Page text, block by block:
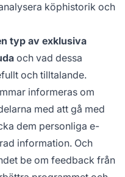
köphistorik och
typ av exklusiva
och vad dessa
och tilltalande.
informeras om
med att gå med
dem personliga e-
information. Och
be om feedback från